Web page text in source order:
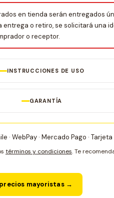
en tienda serán entregados
entrega o retiro, se solicitará una
o receptor.
INSTRUCCIONES DE USO
GARANTÍA
· WebPay · Mercado Pago ·
términos y condiciones. Te
mayoristas →